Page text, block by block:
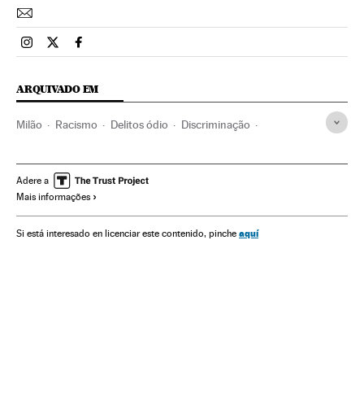
Esportes El País Brasil en Instagram
Esportes El País Brasil en Twitter
Esportes El País Brasil en Facebook
ARQUIVADO EM
Milão Racismo Delitos ódio Discriminação
Esportes Sociedade Justiça
Europa Ocidental
Adere a
Mais informações
Si está interesado en licenciar este contenido, pinche aquí